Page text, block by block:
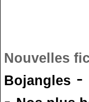
Nouvelles
Bojangles -